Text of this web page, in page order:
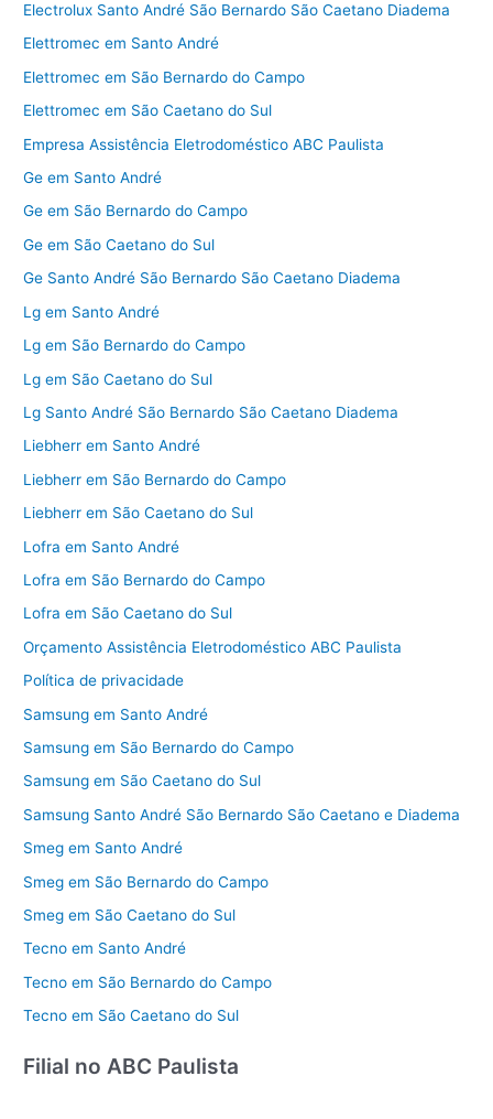
Electrolux Santo André São Bernardo São Caetano Diadema
Elettromec em Santo André
Elettromec em São Bernardo do Campo
Elettromec em São Caetano do Sul
Empresa Assistência Eletrodoméstico ABC Paulista
Ge em Santo André
Ge em São Bernardo do Campo
Ge em São Caetano do Sul
Ge Santo André São Bernardo São Caetano Diadema
Lg em Santo André
Lg em São Bernardo do Campo
Lg em São Caetano do Sul
Lg Santo André São Bernardo São Caetano Diadema
Liebherr em Santo André
Liebherr em São Bernardo do Campo
Liebherr em São Caetano do Sul
Lofra em Santo André
Lofra em São Bernardo do Campo
Lofra em São Caetano do Sul
Orçamento Assistência Eletrodoméstico ABC Paulista
Política de privacidade
Samsung em Santo André
Samsung em São Bernardo do Campo
Samsung em São Caetano do Sul
Samsung Santo André São Bernardo São Caetano e Diadema
Smeg em Santo André
Smeg em São Bernardo do Campo
Smeg em São Caetano do Sul
Tecno em Santo André
Tecno em São Bernardo do Campo
Tecno em São Caetano do Sul
Filial no ABC Paulista